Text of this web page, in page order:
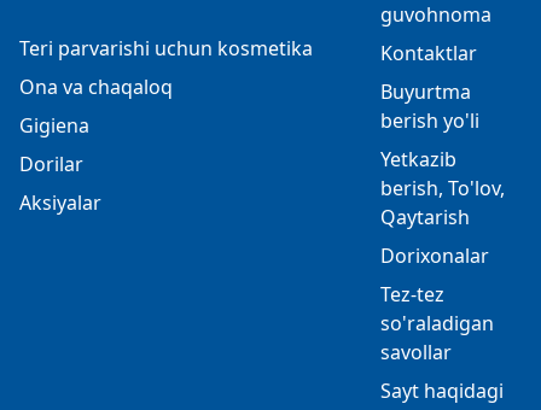
Teri parvarishi uchun kosmetika
Ona va chaqaloq
Gigiena
Dorilar
Aksiyalar
guvohnoma
Kontaktlar
Buyurtma
berish yo'li
Yetkazib
berish, To'lov,
Qaytarish
Dorixonalar
Tez-tez
so'raladigan
savollar
Sayt haqidagi